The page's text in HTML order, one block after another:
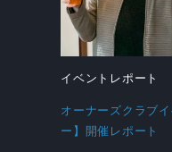
イベントレポート
オーナーズクラブ
ー】開催レポート